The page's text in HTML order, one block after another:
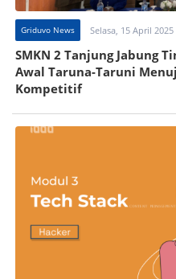
Griduvo News Selasa, 15 April 2025
SMKN 2 Tanjung Jabung
Awal Taruna-Taruni
Kompetitif